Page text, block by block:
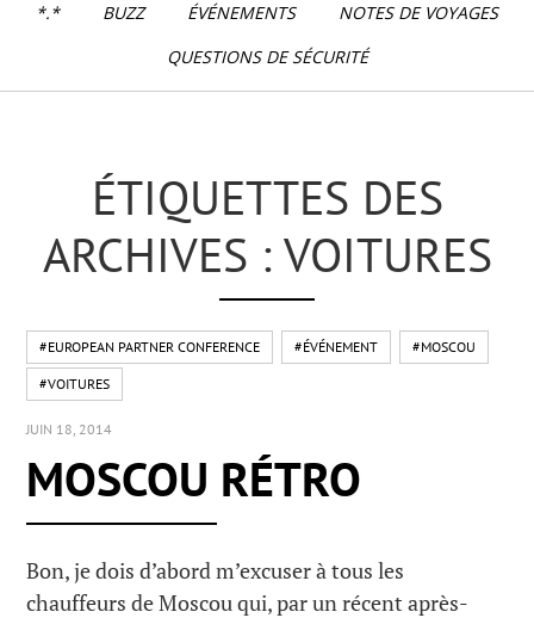
*.* BUZZ ÉVÉNEMENTS
NOTES DE VOYAGES
QUESTIONS DE SÉCURITÉ
ÉTIQUETTES DES
ARCHIVES : VOITURES
#EUROPEAN PARTNER CONFERENCE #ÉVÉNEMENT #MOSCOU
#VOITURES
JUIN 18, 2014
MOSCOU RÉTRO
Bon, je dois d’abord m’excuser à tous les
chauffeurs de Moscou qui, par un récent après-